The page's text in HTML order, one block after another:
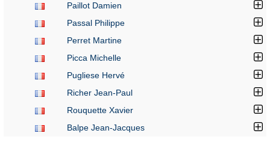
Paillot Damien
Passal Philippe
Perret Martine
Picca Michelle
Pugliese Hervé
Richer Jean-Paul
Rouquette Xavier
Balpe Jean-Jacques